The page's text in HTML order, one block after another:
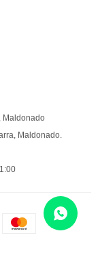
Maldonado
Maldonado.